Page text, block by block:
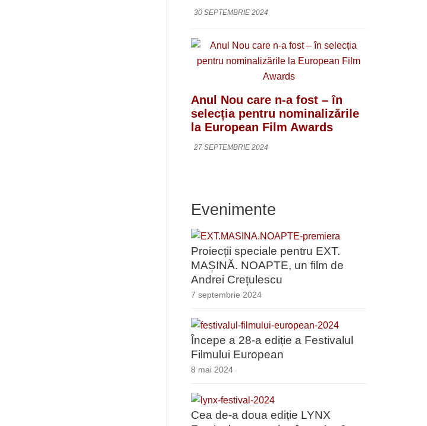
30 SEPTEMBRIE 2024
Anul Nou care n-a fost – în
selecția pentru nominalizările
la European Film Awards
27 SEPTEMBRIE 2024
Evenimente
Proiecții speciale pentru EXT.
MAȘINĂ. NOAPTE, un film de
Andrei Crețulescu
7 septembrie 2024
Începe a 28-a ediție a Festivalul
Filmului European
8 mai 2024
Cea de-a doua ediție LYNX